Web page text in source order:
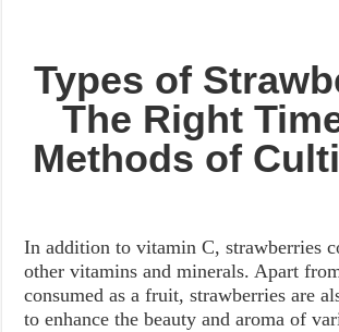
Types of
The Right
Methods of
In addition to vitamin C, strawberries
other vitamins and minerals. Apart
consumed as a fruit, strawberries are
to enhance the beauty and aroma of